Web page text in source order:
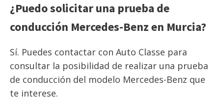
¿Puedo solicitar una prueba de
conducción Mercedes-Benz en Murcia?
Sí. Puedes contactar con Auto Classe para
consultar la posibilidad de realizar una prueba
de conducción del modelo Mercedes-Benz que
te interese.